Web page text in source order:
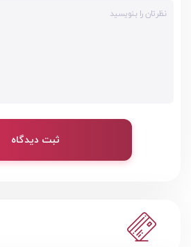
ثبت دیدگاه